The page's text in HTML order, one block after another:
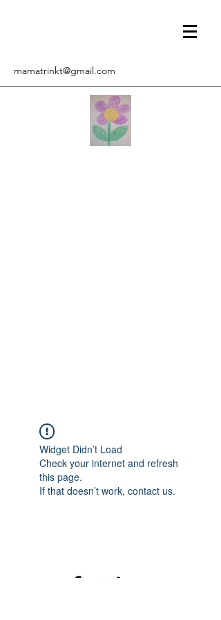
mamatrinkt@gmail.com
Widget Didn’t Load
Check your internet and refresh
this page.
If that doesn’t work, contact us.